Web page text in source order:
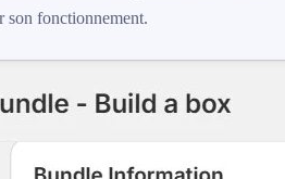
son fonctionnement.